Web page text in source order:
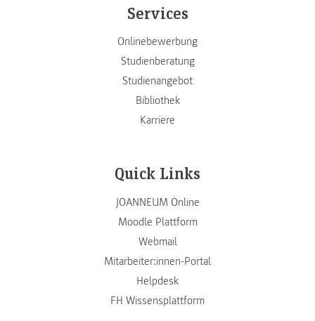
Services
Onlinebewerbung
Studienberatung
Studienangebot
Bibliothek
Karriere
Quick Links
JOANNEUM Online
Moodle Plattform
Webmail
Mitarbeiter:innen-Portal
Helpdesk
FH Wissensplattform